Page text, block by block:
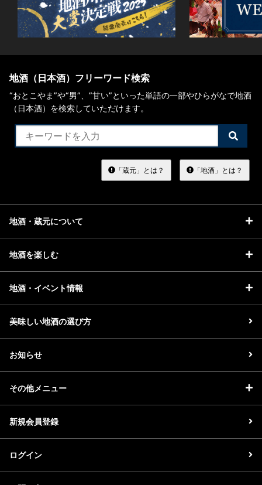
地酒（日本酒）フリーワード検索
“おとこやま”や“男”、”甘い”といった単語の一部やひらがなで地酒
（日本酒）を検索していただけます。
検
索
る
「蔵元」とは？ 「地酒」とは？
地酒・蔵元について
地酒を楽しむ
地酒・イベント情報
美味しい地酒の選び方
お知らせ
その他メニュー
新規会員登録
ログイン